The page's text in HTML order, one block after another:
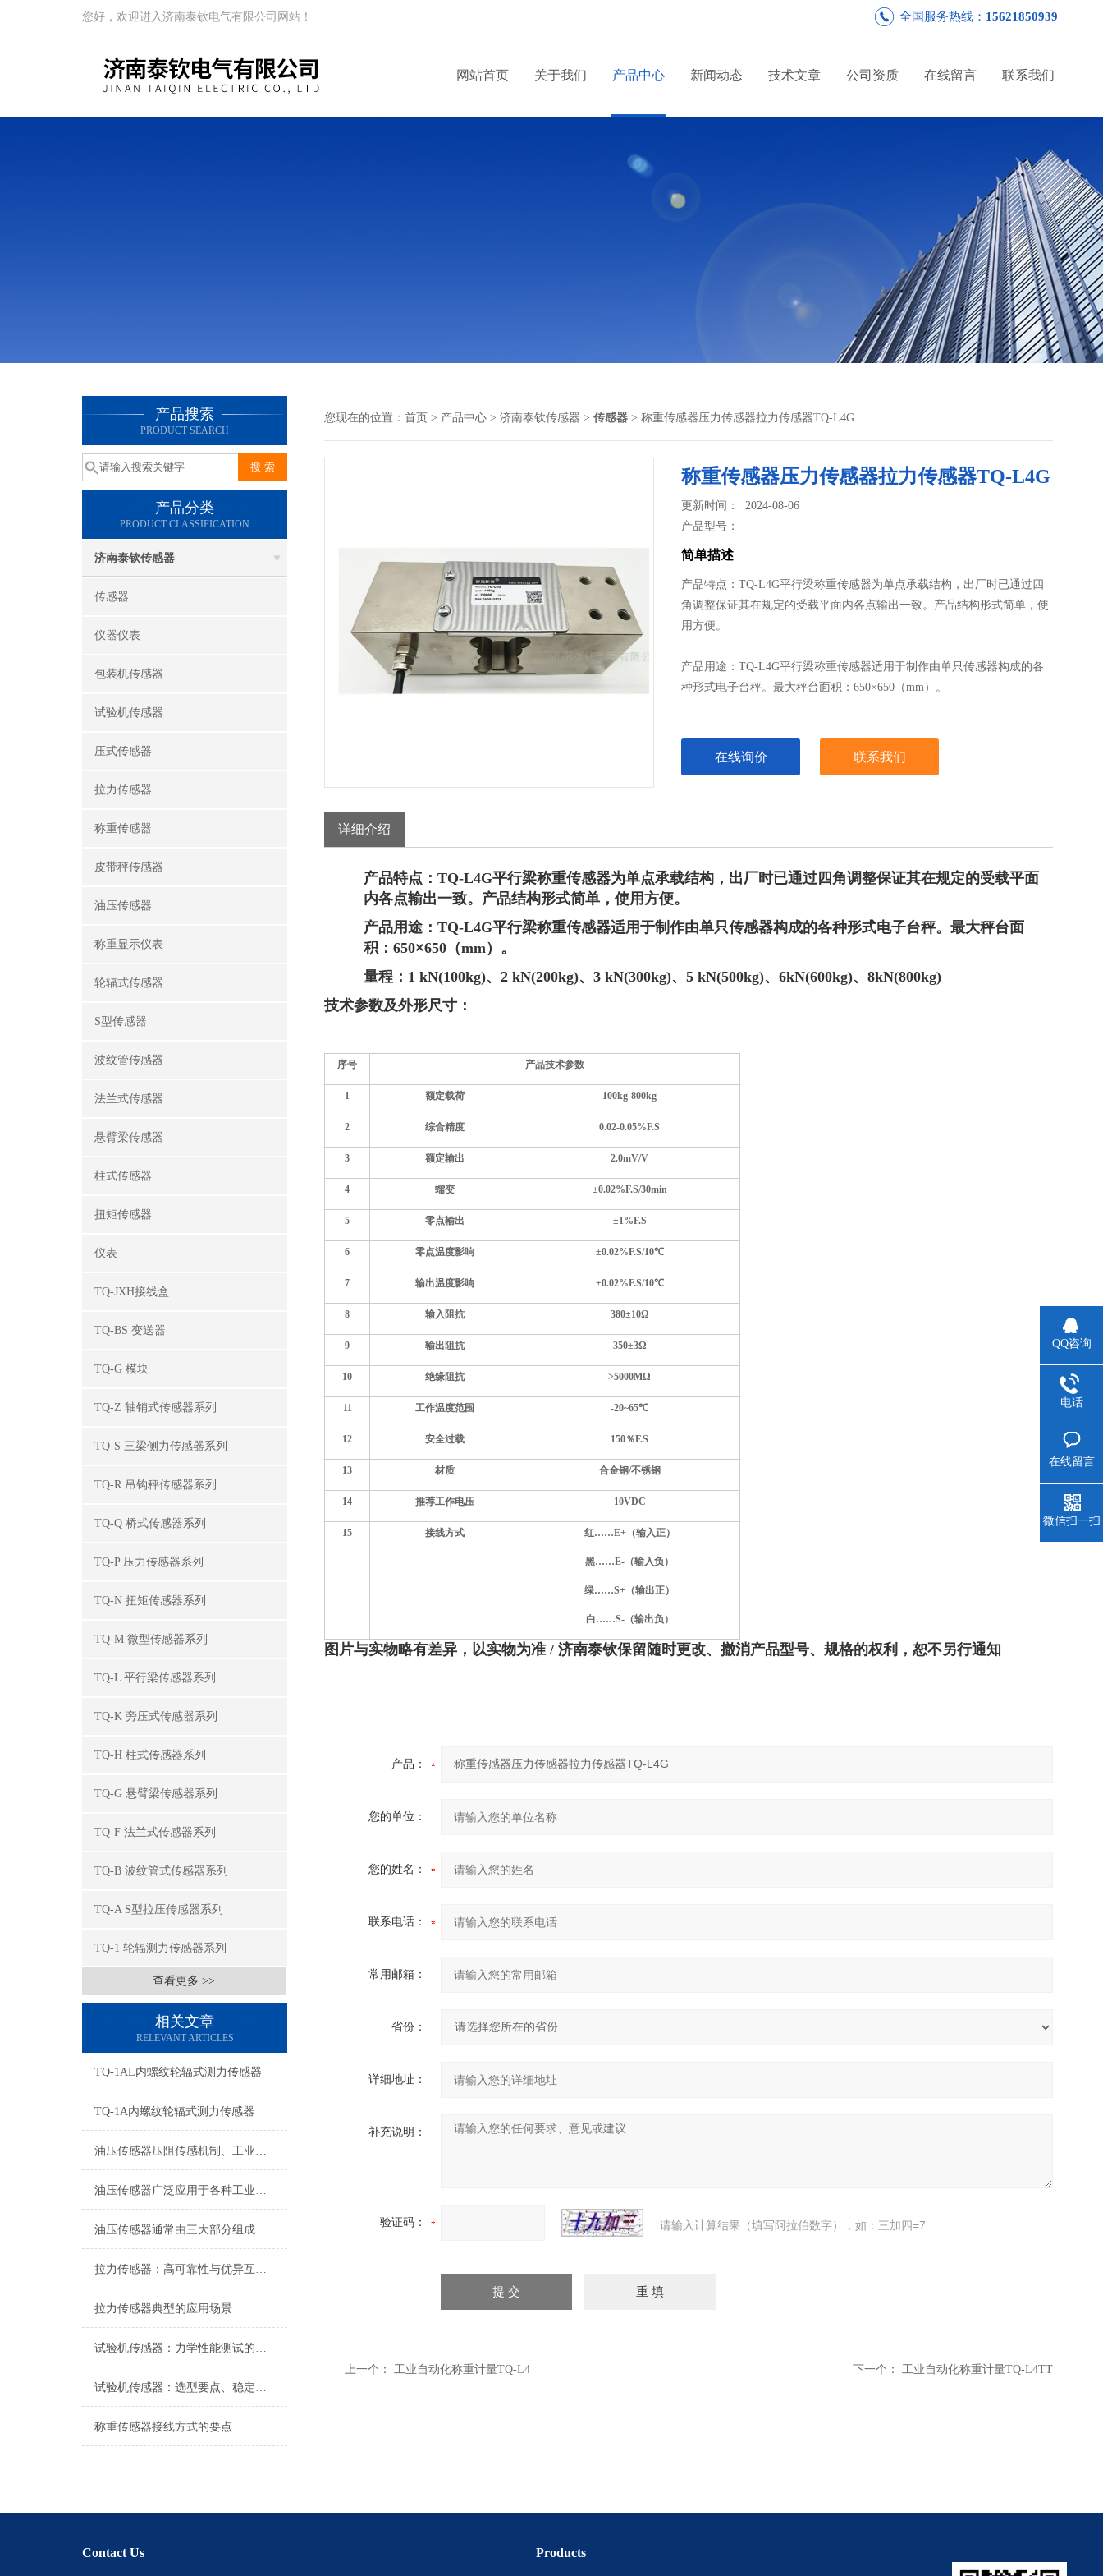
您好，欢迎进入济南泰钦电气有限公司网站！ 全国服务热线： 15621850939
网站首页 关于我们 产品中心 新闻动态 技术文章 公司资质 在线留言 联系我们
产品搜索
PRODUCT SEARCH
产品分类
PRODUCT CLASSIFICATION
济南泰钦传感器
传感器
仪器仪表
包装机传感器
试验机传感器
压式传感器
拉力传感器
称重传感器
皮带秤传感器
油压传感器
称重显示仪表
轮辐式传感器
S型传感器
波纹管传感器
法兰式传感器
悬臂梁传感器
柱式传感器
扭矩传感器
仪表
TQ-JXH接线盒
TQ-BS 变送器
TQ-G 模块
TQ-Z 轴销式传感器系列
TQ-S 三梁侧力传感器系列
TQ-R 吊钩秤传感器系列
TQ-Q 桥式传感器系列
TQ-P 压力传感器系列
TQ-N 扭矩传感器系列
TQ-M 微型传感器系列
TQ-L 平行梁传感器系列
TQ-K 旁压式传感器系列
TQ-H 柱式传感器系列
TQ-G 悬臂梁传感器系列
TQ-F 法兰式传感器系列
TQ-B 波纹管式传感器系列
TQ-A S型拉压传感器系列
TQ-1 轮辐测力传感器系列
查看更多 >>
相关文章
RELEVANT ARTICLES
TQ-1AL内螺纹轮辐式测力传感器
TQ-1A内螺纹轮辐式测力传感器
油压传感器压阻传感机制、工业工况适配与标准化运维管理
油压传感器广泛应用于各种工业自控环境
油压传感器通常由三大部分组成
拉力传感器：高可靠性与优异互换性的技术解析
拉力传感器典型的应用场景
试验机传感器：力学性能测试的核心组件解析
试验机传感器：选型要点、稳定性及分类详解
称重传感器接线方式的要点
您现在的位置： 首页 > 产品中心 > 济南泰钦传感器 > 传感器 > 称重传感器压力传感器拉力传感器TQ-L4G
称重传感器压力传感器拉力传感器TQ-L4G
更新时间： 2024-08-06
产品型号：
简单描述
产品特点：TQ-L4G平行梁称重传感器为单点承载结构，出厂时已通过四
角调整保证其在规定的受载平面内各点输出一致。产品结构形式简单，使
用方便。
产品用途：TQ-L4G平行梁称重传感器适用于制作由单只传感器构成的各
种形式电子台秤。最大秤台面积：650×650（mm）。
6kN(600kg)、8kN
在线询价 联系我们
详细介绍
产品特点： TQ-L4G平行梁称重传感器为单点承载结构，出厂时已通过四角调整保证其在规定的受载平面
内各点输出一致。产品结构形式简单，使用方便。
产品用途： TQ-L4G平行梁称重传感器适用于制作由单只传感器构成的各种形式电子台秤。 最大秤台面
积： 650×650（mm）。
量程： 1 kN(100kg)、2 kN(200kg)、3 kN(300kg)、5 kN(500kg)、6kN(600kg)、8kN(800kg)
技术参数及外形尺寸：
序号 产品技术参数
1 额定载荷 100kg-800kg
2 综合精度 0.02-0.05%F.S
3 额定输出 2.0mV/V
4 蠕变 ±0.02%F.S/30min
5 零点输出 ±1%F.S
6 零点温度影响 ±0.02%F.S/10℃
7 输出温度影响 ±0.02%F.S/10℃
8 输入阻抗 380±10Ω
9 输出阻抗 350±3Ω
10 绝缘阻抗 >5000MΩ
11 工作温度范围 -20~65℃
12 安全过载 150％F.S
13 材质 合金钢/不锈钢
14 推荐工作电压 10VDC
15 接线方式 红……E+（输入正）
黑……E-（输入负）
绿……S+（输出正）
白……S-（输出负）
图片与实物略有差异，以实物为准 / 济南泰钦保留随时更改、撤消产品型号、规格的权利，恕不另行通知
产品：
您的单位：
您的姓名：
联系电话：
常用邮箱：
省份：
详细地址：
补充说明：
验证码： 请输入计算结果（填写阿拉伯数字），如：三加四=7
上一个： 工业自动化称重计量TQ-L4 下一个： 工业自动化称重计量TQ-L4TT
Contact Us Products
QQ咨询
电话
在线留言
微信扫一扫